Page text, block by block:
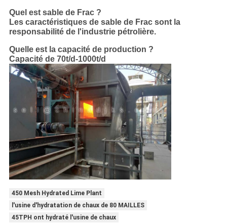
Quel est sable de Frac ?
Les caractéristiques de sable de Frac sont la
responsabilité de l'industrie pétrolière.
Quelle est la capacité de production ?
Capacité de 70t/d-1000t/d
450 Mesh Hydrated Lime Plant
l'usine d'hydratation de chaux de 80 MAILLES
45TPH ont hydraté l'usine de chaux